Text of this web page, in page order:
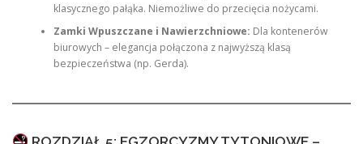
klasycznego pałąka. Niemożliwe do przecięcia nożycami.
Zamki Wpuszczane i Nawierzchniowe: Dla kontenerów
biurowych – elegancja połączona z najwyższą klasą
bezpieczeństwa (np. Gerda).